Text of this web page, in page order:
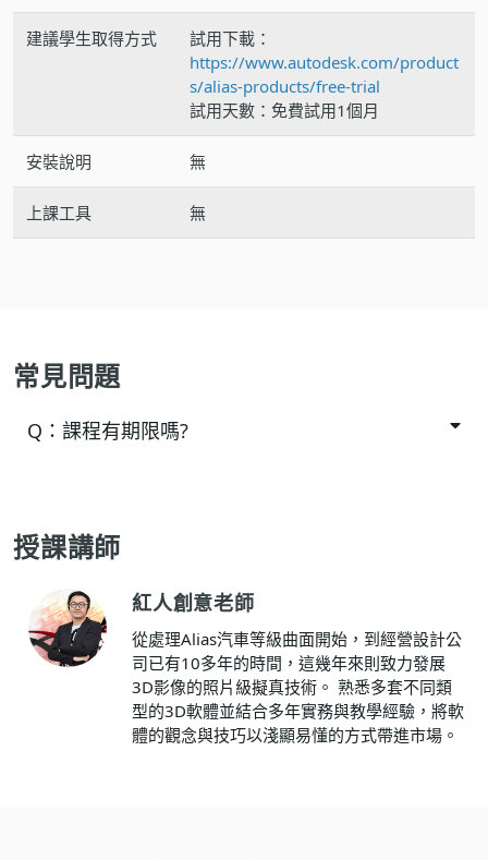
建議學生取得方式
試用下載：
https://www.autodesk.com/product
s/alias-products/free-trial
試用天數：免費試用1個月
安裝說明 無
上課工具 無
常見問題
Q： 課程有期限嗎?
授課講師
紅人創意老師
從處理Alias汽車等級曲面開始，到經營設計公
司已有10多年的時間，這幾年來則致力發展
3D影像的照片級擬真技術。 熟悉多套不同類
型的3D軟體並結合多年實務與教學經驗，將軟
體的觀念與技巧以淺顯易懂的方式帶進市場。